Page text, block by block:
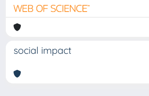
social impact